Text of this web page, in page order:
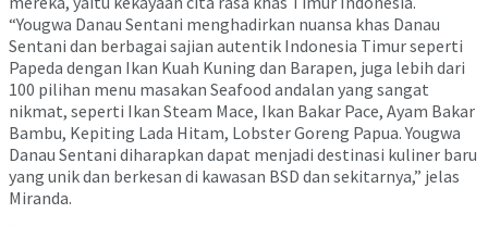
“Yougwa Danau Sentani menghadirkan nuansa khas Danau
Sentani dan berbagai sajian autentik Indonesia Timur seperti
Papeda dengan Ikan Kuah Kuning dan Barapen, juga lebih dari
100 pilihan menu masakan Seafood andalan yang sangat
nikmat, seperti Ikan Steam Mace, Ikan Bakar Pace, Ayam Bakar
Bambu, Kepiting Lada Hitam, Lobster Goreng Papua. Yougwa
Danau Sentani diharapkan dapat menjadi destinasi kuliner baru
yang unik dan berkesan di kawasan BSD dan sekitarnya,” jelas
Miranda.